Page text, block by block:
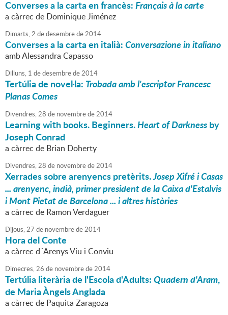
Converses a la carta en francès:Français à la carte
a càrrec de Dominique Jiménez
Dimarts,2 dedesembrede2014
Converses a la carta en italià:Conversazione in italiano
amb Alessandra Capasso
Dilluns, 1 dedesembrede2014
Tertúlia de novel·la: Trobada amb l'escriptor Francesc
Planas Comes
Divendres,28 de novembrede2014
Learning with books. Beginners.Heart of Darknessby
Joseph Conrad
a càrrec de Brian Doherty
Divendres,28 de novembrede2014
Xerrades sobre arenyencs pretèrits.Josep Xifré i Casas
... arenyenc, indià, primer president de la Caixa d'Estalvis
i Mont Pietat de Barcelona ... i altres històries
a càrrec de Ramon Verdaguer
Dijous,27 de novembrede2014
Hora del Conte
a càrrec d´Arenys Viu i Conviu
Dimecres,26 de novembrede2014
Tertúlia literària de l'Escola d'Adults:Quadern d'Aram,
de Maria Àngels Anglada
a càrrec de Paquita Zaragoza